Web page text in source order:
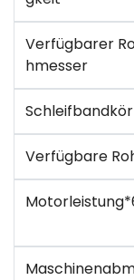
Verfügbarer
hmesser
Verfügbare